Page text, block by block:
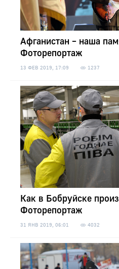
Афганистан – наша
Фоторепортаж
13 ФЕВ 2019, 17:09 1237
Как в Бобруйске
Фоторепортаж
31 ЯНВ 2019, 06:01 4032